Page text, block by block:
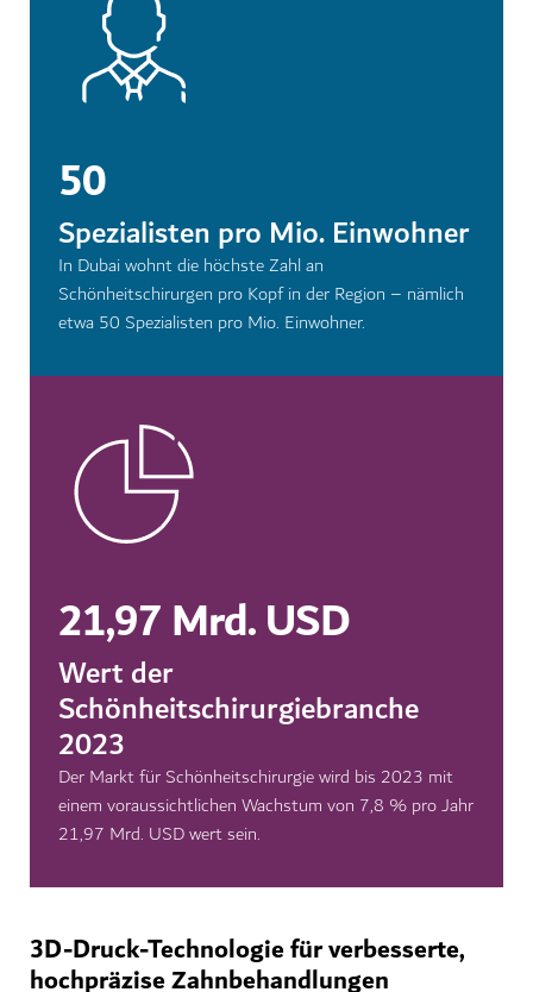
50
Spezialisten pro Mio. Einwohner
In Dubai wohnt die höchste Zahl an
Schönheitschirurgen pro Kopf in der Region – nämlich
etwa 50 Spezialisten pro Mio. Einwohner.
21,97 Mrd. USD
Wert der
Schönheitschirurgiebranche
2023
Der Markt für Schönheitschirurgie wird bis 2023 mit
einem voraussichtlichen Wachstum von 7,8 % pro Jahr
21,97 Mrd. USD wert sein.
3D-Druck-Technologie für verbesserte,
hochpräzise Zahnbehandlungen